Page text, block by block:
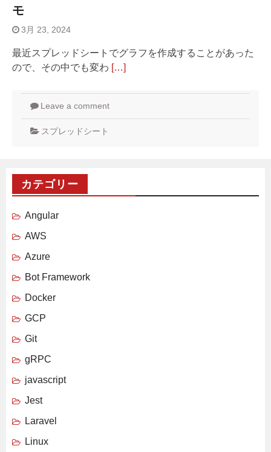
モ
3月 23, 2024
最近スプレッドシートでグラフを作成することがあった
ので、その中でも変わ […]
Leave a comment
スプレッドシート
カテゴリー
Angular
AWS
Azure
Bot Framework
Docker
GCP
Git
gRPC
javascript
Jest
Laravel
Linux